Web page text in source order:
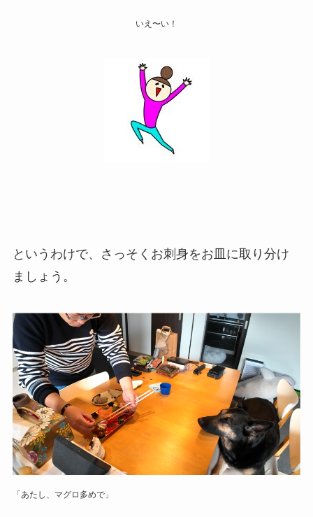
いえ〜い！
というわけで、さっそくお刺身をお皿に取り分け
ましょう。
「あたし、マグロ多めで」